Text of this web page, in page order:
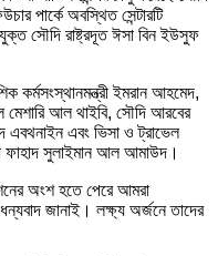
পার্কে অবস্থিত সেন্টারটি
সৌদি রাষ্ট্রদূত ঈসা বিন ইউসুফ
কর্মসংস্থানমন্ত্রী ইমরান আহমেদ,
মেশারি আল থাইবি, সৌদি আরবের
এবথনাইন এবং ভিসা ও ট্রাভেল
ফাহাদ সুলাইমান আল আমাউদ।
অংশ হতে পেরে আমরা
জানাই। লক্ষ্য অর্জনে তাদের